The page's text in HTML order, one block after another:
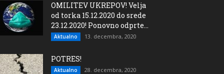
OMILITEV UKREPOV! Velja
od torka 15.12.2020 do srede
23.12.2020! Ponovno odprte...
Aktualno 13. decembra, 2020
POTRES!
Aktualno 28. decembra, 2020